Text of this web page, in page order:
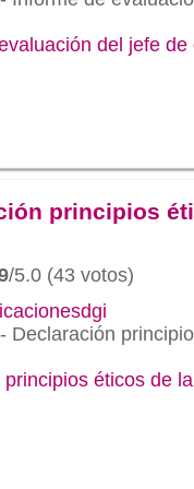
del jefe
principios
/5.0 (43 votos)
Declaración
éticos de